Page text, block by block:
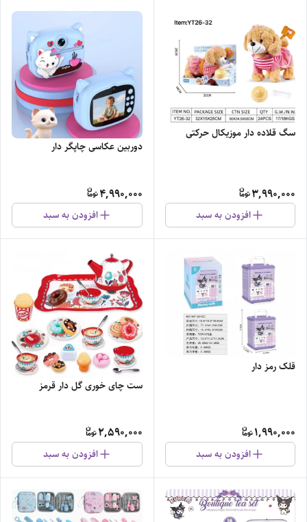
سگ قلاده دار موزیکال حرکتی
3,990,000
افزودن به سبد
دوربین عکاسی چاپگر دار
4,990,000
افزودن به سبد
قلک رمز دار
1,990,000
افزودن به سبد
ست چای خوری گل دار قرمز
2,590,000
افزودن به سبد